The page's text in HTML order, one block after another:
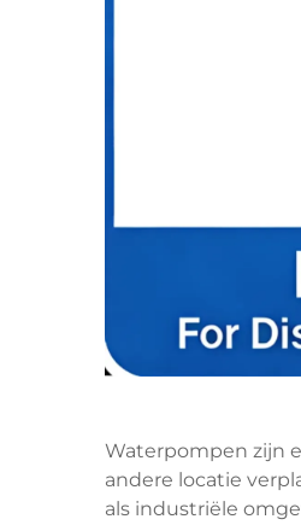
Waterpompen zijn
andere locatie
als industriële